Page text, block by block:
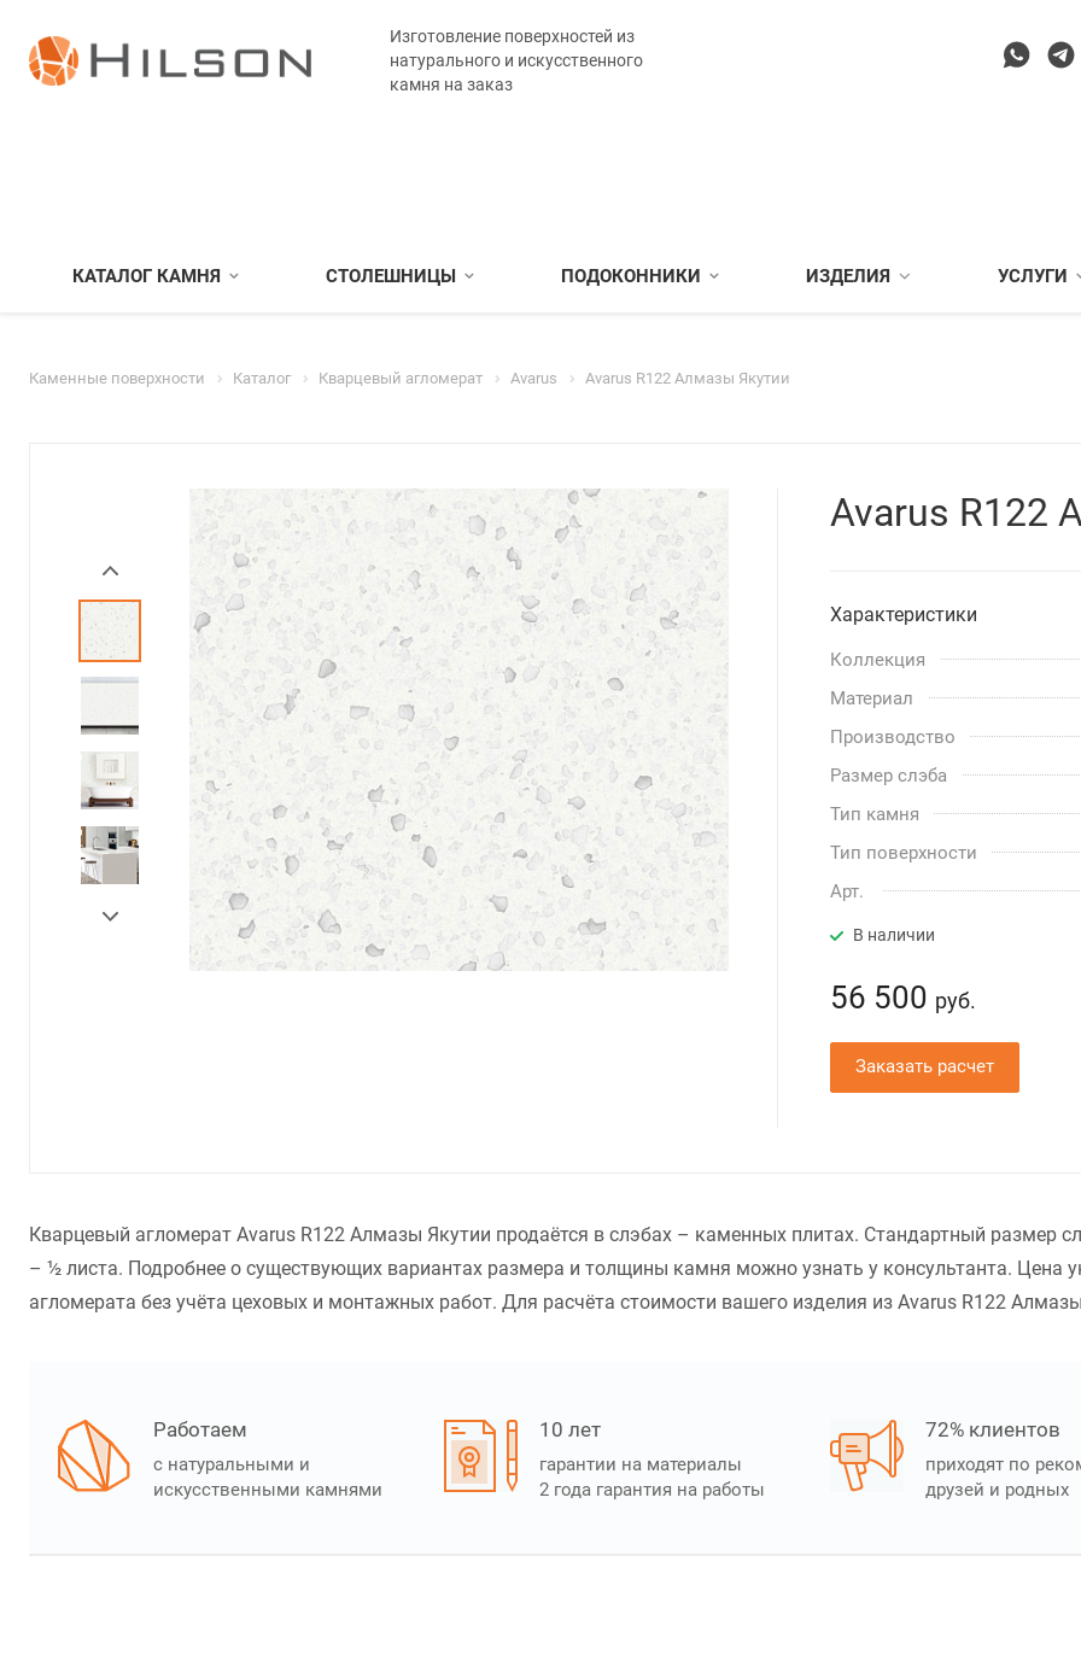
Изготовление поверхностей из
натурального и искусственного
камня на заказ
КАТАЛОГ КАМНЯ СТОЛЕШНИЦЫ ПОДОКОННИКИ ИЗДЕЛИЯ УСЛУГИ
Каменные поверхности Каталог Кварцевый агломерат Avarus Avarus R122 Алмазы Якутии
Avarus R122
Характеристики
Коллекция
Материал
Производство
Размер слэба
Тип камня
Тип поверхности
Арт.
В наличии
56 500 руб.
Заказать расчет
Кварцевый агломерат Avarus R122 Алмазы Якутии продаётся в слэбах – каменных плитах. Стандартный размер
– ½ листа. Подробнее о существующих вариантах размера и толщины камня можно узнать у консультанта. Цена
агломерата без учёта цеховых и монтажных работ. Для расчёта стоимости вашего изделия из Avarus R122
Работаем
с натуральными и
искусственными камнями
10 лет
гарантии на материалы
2 года гарантия на работы
72% клиентов
приходят по
друзей и родных